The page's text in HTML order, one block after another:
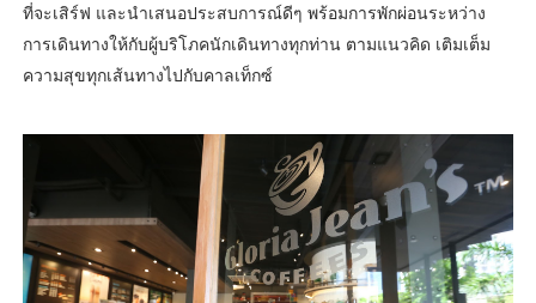
ที่จะเสิร์ฟ และนำเสนอประสบการณ์ดีๆ พร้อมการพักผ่อนระหว่าง
การเดินทางให้กับผู้บริโภคนักเดินทางทุกท่าน ตามแนวคิด เติมเต็ม
ความสุขทุกเส้นทางไปกับคาลเท็กซ์